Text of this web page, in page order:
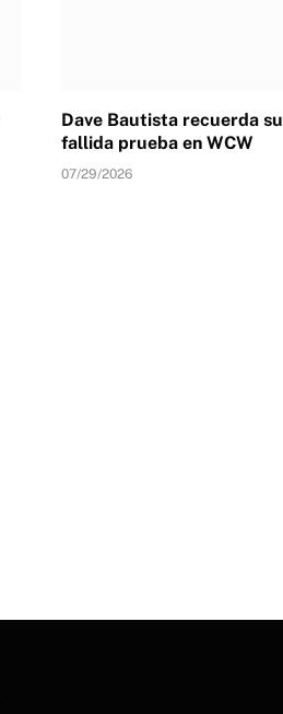
Dave Bautista recuerda su
fallida prueba en WCW
07/29/2026